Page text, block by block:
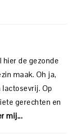
hier de gezonde
maak. Oh ja,
Op
gerechten en
mij...